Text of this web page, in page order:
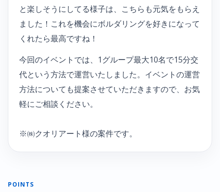
と楽しそうにしてる様子は、こちらも元気をもらえ
ました！これを機会にボルダリングを好きになって
くれたら最高ですね！
今回のイベントでは、1グループ最大10名で15分交
代という方法で運営いたしました。イベントの運営
方法についても提案させていただきますので、お気
軽にご相談ください。
※㈱クオリアート様の案件です。
POINTS